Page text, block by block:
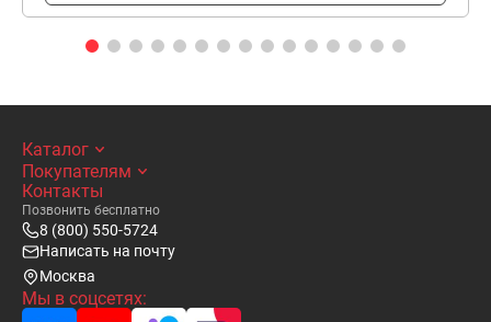
Каталог
Покупателям
Контакты
Позвонить бесплатно
8 (800) 550-5724
Написать на почту
Москва
Мы в соцсетях: